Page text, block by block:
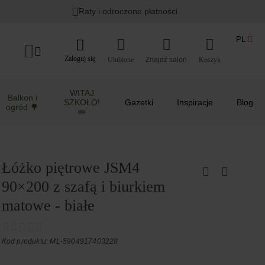
Raty i odroczone płatności
Zaloguj się Ulubione Koszyk
PL
Balkon i
ogród 🌳
WITAJ
SZKOŁO!
✏️
Gazetki Inspiracje Blog
Łóżko piętrowe JSM4
90×200 z szafą i biurkiem
matowe - białe
Kod produktu: ML-5904917403228